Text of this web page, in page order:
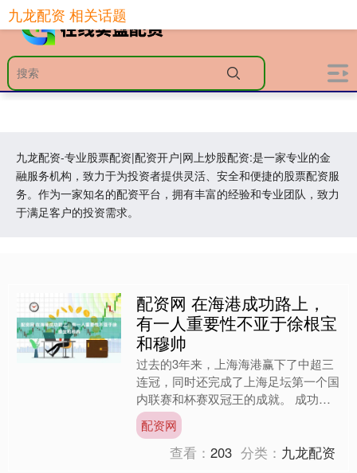
九龙配资-专业股票配资|配资开户|网上炒股配资:是一家专业的金
融服务机构，致力于为投资者提供灵活、安全和便捷的股票配资服
务。作为一家知名的配资平台，拥有丰富的经验和专业团队，致力
于满足客户的投资需求。
九龙配资 相关话题
配资网 在海港成功路上，
有一人重要性不亚于徐根宝
和穆帅
过去的3年来，上海海港赢下了中超三
连冠，同时还完成了上海足坛第一个国
内联赛和杯赛双冠王的成就。 成功的
背后，自然是很多人一起努力的结果。
不过有一个幕后英雄被很多....
配资网
查看：203 分类： 九龙配资